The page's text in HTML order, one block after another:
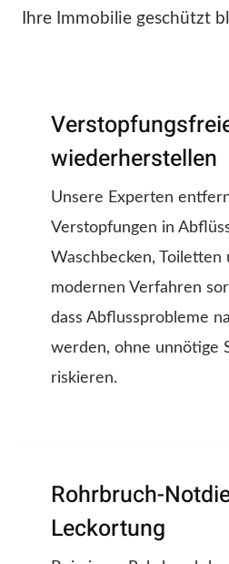
Ihre Immobilie geschützt
wiederherstellen
Unsere Experten
Verstopfungen in
Waschbecken, Toiletten
modernen Verfahren
dass Abflussprobleme
werden, ohne unnötige
riskieren.
Rohrbruch-
Leckortung